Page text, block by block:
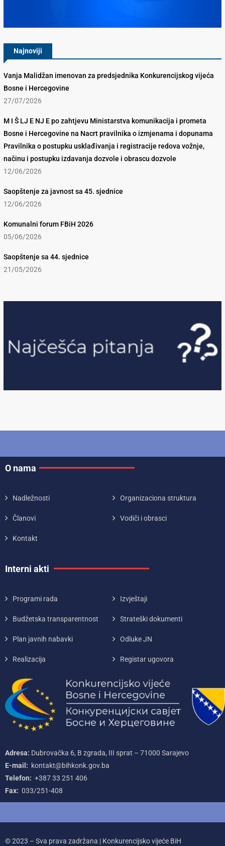
Najnoviji
Vanja Malidžan imenovan za predsjednika Konkurencijskog vijeća
Bosne i Hercegovine
27/07/2026
M I Š LJ E NJ E po zahtjevu Ministarstva komunikacija i prometa
Bosne i Hercegovine na Nacrt pravilnika o izmjenama i dopunama
Pravilnika o postupku usklađivanja i registracije redova vožnje,
načinu i postupku izdavanja dozvole i obrascu dozvole
12/06/2026
Saopštenje za javnost sa 45. sjednice
12/06/2026
Komunalni forum FBiH 2026
05/06/2026
Saopštenje sa 44. sjednice
21/05/2026
O nama
Nadležnosti Organizaciona struktura
Članovi Vodiči i obrasci
Kontakt
Interni akti
Programi rada Izvještaji
Budžetska transparentnost Strateški dokumenti
Plan javnih nabavki Odluke JN
Realizacija Registar ugovora
Adresa: Dubrovačka 6, B zgrada, III sprat – 71000‌ Sarajevo
E-mail: kontakt@bihkonk.gov.ba
Telefon: +387‌ 33‌ 251‌ 406
Fax: 033/251-408
© 2023 – Sva prava zadržana | Konkurencijsko vijeće BiH